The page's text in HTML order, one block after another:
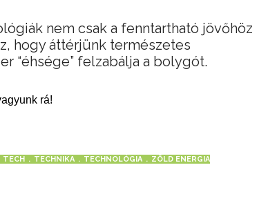
nem csak a fenntartható jövőhöz
hogy áttérjünk természetes
“éhsége” felzabálja a bolygót.
rá!
TECH TECHNIKA TECHNOLÓGIA ZÖLD ENERGIA